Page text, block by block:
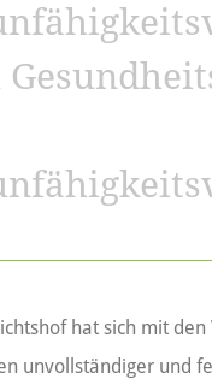
hat sich mit den
unvollständiger und